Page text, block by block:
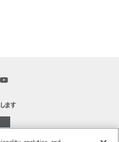
YouTube
ます